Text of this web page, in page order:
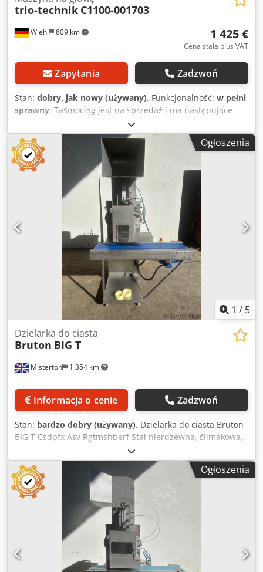
Wiehl 809 km
trio-technik C1100-001703
1 425 €
Cena stała plus VAT
Zapytania Zadzwoń
Stan: dobry, jak nowy (używany), Funkcjonalność: w pełni
sprawny, Taśmociąg jest na sprzedaż i ma następujące
wymiary: Dł.: 1300 mm NB: 290 mm GB: 394 Taśmociąg w
kolorze niebieskim RAL 5002, odporny na temperaturę do
100 stopni Celsjusza Csdpewtflfjfx Ahberf Płyta ochronna:
60 mm wysokości Wyłącznik zabezpieczający silnik obok
silnika Z ramą bazową, regulowaną w krokach co 30 mm,
Ogłoszenia
1 / 5
Misterton 1 354 km
Dzielarka do ciasta
Bruton BIG T
Informacja o cenie Zadzwoń
Stan: bardzo dobry (używany), Dzielarka do ciasta Bruton
BIG T Csdpfx Asv Rgtmshberf Stal nierdzewna, ślimakowa,
z gilotyną, zmienna prędkość, pas 1200 mm x 200 mm,
szerokość ostrza 130 mm, Przykłady wydajności
produkcyjnej:; 2 uncje (56 g); Pojedyncze formowanie; Do
1800 na godzinę; Podwójne formowanie; Do 3600 na
godzinę; 4 uncje (113 g); Pojedyncze formowanie; Do 1800
na godzinę; Podwójne formowanie; Do 3600 na godzinę;
11b (256 g); Pojedyncze formowanie; Do 1200 na godzinę; 8
cali (203 mm); Quiche; Do 1200 na godzinę, mobilna, 3Ph
Ogłoszenia